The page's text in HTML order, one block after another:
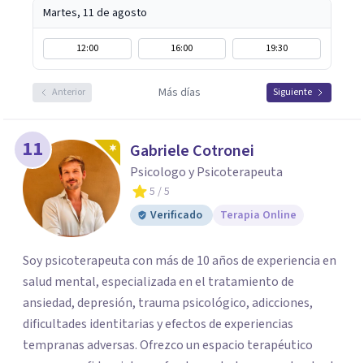
Martes, 11 de agosto
12:00 16:00 19:30
Anterior Más días Siguiente
11 Gabriele Cotronei
Psicologo y Psicoterapeuta
5 / 5
Verificado
Terapia Online
Soy psicoterapeuta con más de 10 años de experiencia en
salud mental, especializada en el tratamiento de
ansiedad, depresión, trauma psicológico, adicciones,
dificultades identitarias y efectos de experiencias
tempranas adversas. Ofrezco un espacio terapéutico